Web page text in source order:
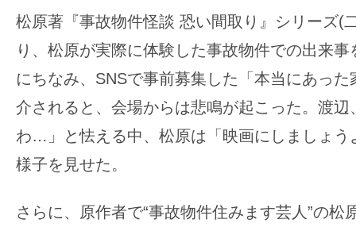
松原著『事故物件怪談 恐い間取り』シリーズ(
り、松原が実際に体験した事故物件での出来
にちなみ、SNSで事前募集した「本当にあっ
介されると、会場からは悲鳴が起こった。渡辺
わ…」と怯える中、松原は「映画にしましょう
様子を見せた。
さらに、原作者で“事故物件住みます芸人”の松